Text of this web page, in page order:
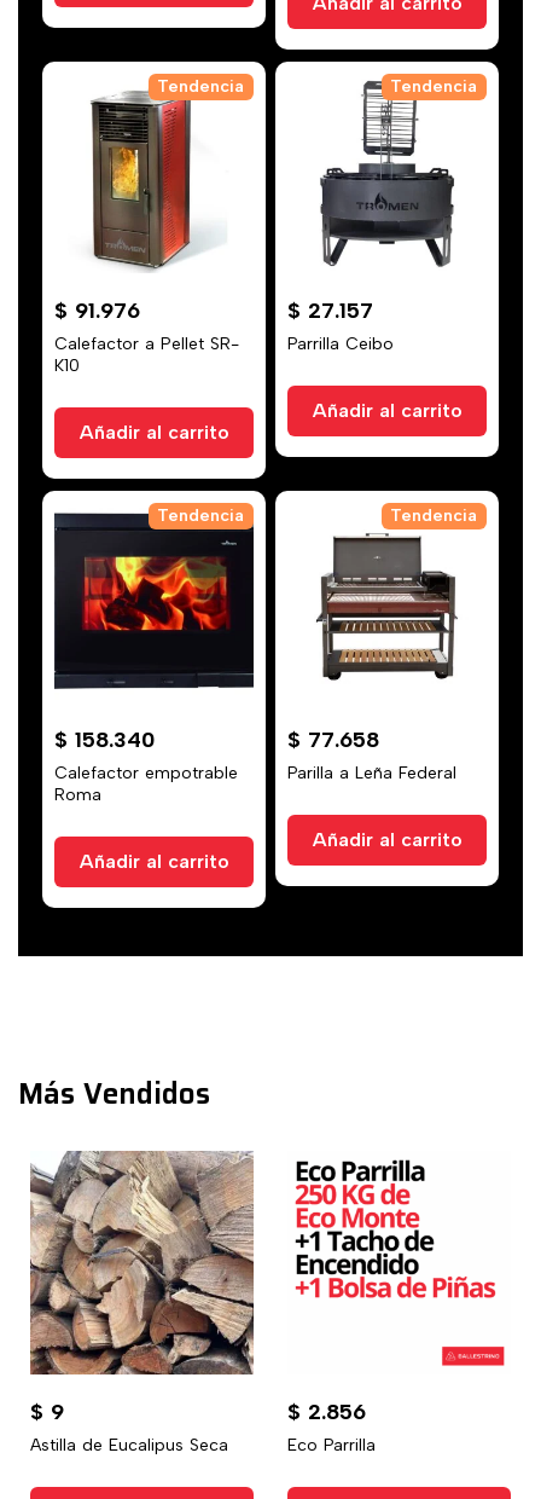
Tendencia
$ 91.976
Calefactor a Pellet SR-
K10
Añadir al carrito
Tendencia
$ 27.157
Parrilla Ceibo
Añadir al carrito
Tendencia
$ 158.340
Calefactor empotrable
Roma
Añadir al carrito
Tendencia
$ 77.658
Parilla a Leña Federal
Añadir al carrito
Más Vendidos
$ 9
Astilla de Eucalipus Seca
$ 2.856
Eco Parrilla